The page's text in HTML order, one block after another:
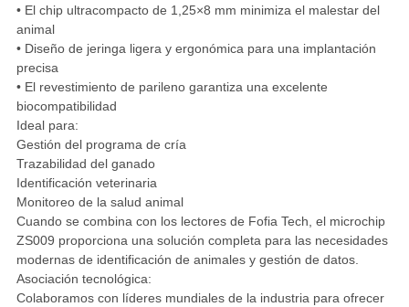
• El chip ultracompacto de 1,25×8 mm minimiza el malestar del
animal
• Diseño de jeringa ligera y ergonómica para una implantación
precisa
• El revestimiento de parileno garantiza una excelente
biocompatibilidad
Ideal para:
Gestión del programa de cría
Trazabilidad del ganado
Identificación veterinaria
Monitoreo de la salud animal
Cuando se combina con los lectores de Fofia Tech, el microchip
ZS009 proporciona una solución completa para las necesidades
modernas de identificación de animales y gestión de datos.
Asociación tecnológica:
Colaboramos con líderes mundiales de la industria para ofrecer